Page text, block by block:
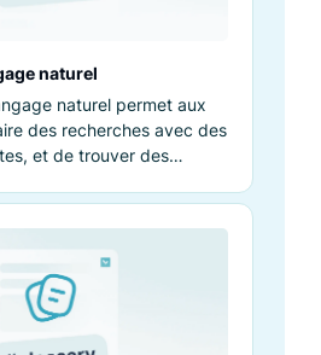
naturel
naturel permet aux
des recherches avec des
et de trouver des